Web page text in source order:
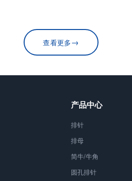
查看更多→
产品中心
排针
排母
简牛/牛角
圆孔排针